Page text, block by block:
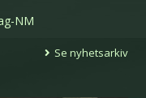
NM
Se nyhetsarkiv